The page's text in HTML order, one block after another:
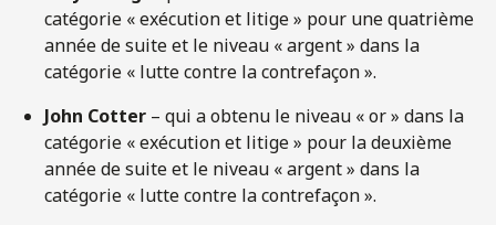
catégorie « exécution et litige » pour une quatrième
année de suite et le niveau « argent » dans la
catégorie « lutte contre la contrefaçon ».
John Cotter – qui a obtenu le niveau « or » dans la
catégorie « exécution et litige » pour la deuxième
année de suite et le niveau « argent » dans la
catégorie « lutte contre la contrefaçon ».